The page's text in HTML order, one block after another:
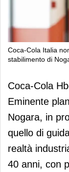
Coca-Cola Italia
stabilimento di
Coca-Cola
Eminente
Coca-Cola
Eminente
Nogara, in
quello di
realtà
40 anni, con